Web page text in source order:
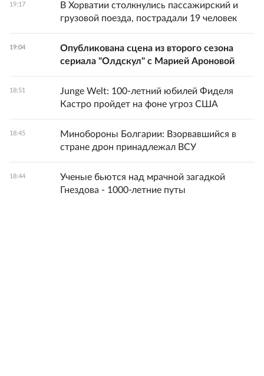
19:17
В Хорватии столкнулись пассажирский и
грузовой поезда, пострадали 19 человек
19:04
Опубликована сцена из второго сезона
сериала "Олдскул" с Марией Ароновой
18:51
Junge Welt: 100-летний юбилей Фиделя
Кастро пройдет на фоне угроз США
18:45
Минобороны Болгарии: Взорвавшийся в
стране дрон принадлежал ВСУ
18:44
Ученые бьются над мрачной загадкой
Гнездова - 1000-летние путы